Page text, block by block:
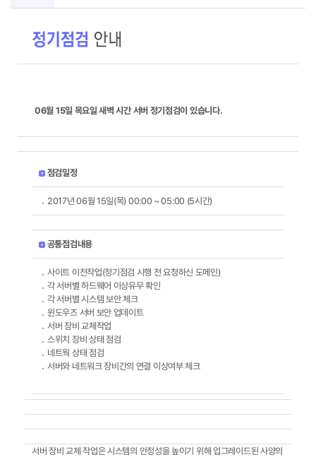
06월 15일 목요일 새벽 시간 서버 정기점검이 있습니다.
점검일정
2017년 06월 15일(목) 00:00 ~ 05:00 (5시간)
공통점검내용
사이트 이전작업(정기점검 시행 전 요청하신 도메인)
각 서버별 하드웨어 이상유무 확인
각 서버별 시스템 보안 체크
윈도우즈 서버 보안 업데이트
서버 장비 교체작업
스위치 장비 상태 점검
네트웍 상태 점검
서버와 네트워크 장비간의 연결 이상여부 체크
서버 장비 교체 작업은 시스템의 안정성을 높이기 위해 업그레이드된 사양의